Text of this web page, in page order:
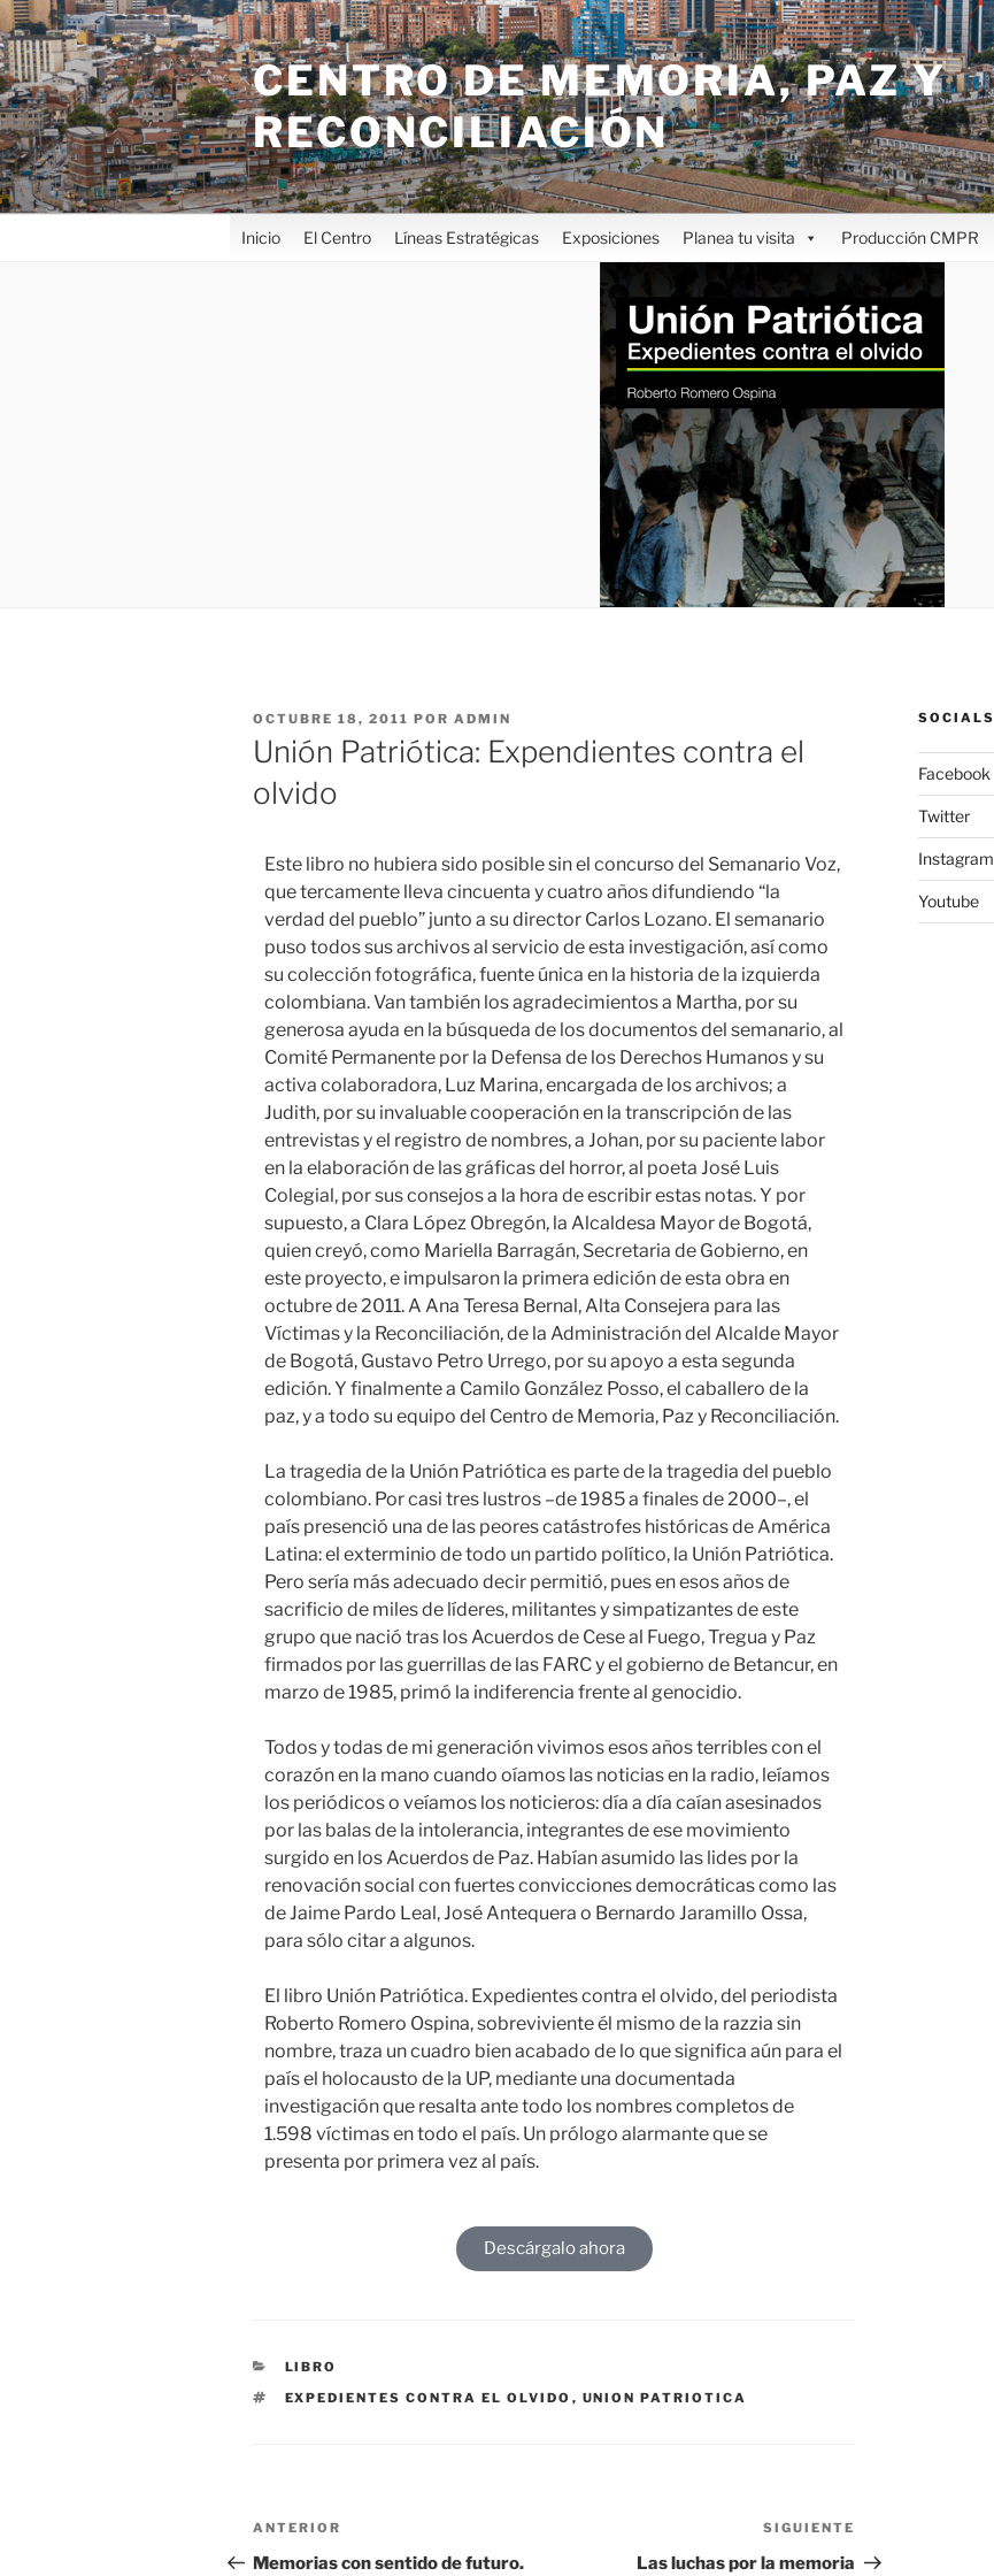
CENTRO DE MEMORIA, PAZ Y
RECONCILIACIÓN
Inicio El Centro Líneas Estratégicas Exposiciones Planea tu visita Producción CMPR
OCTUBRE 18, 2011 POR ADMIN
Unión Patriótica: Expendientes contra el
olvido
Este libro no hubiera sido posible sin el concurso del Semanario Voz,
que tercamente lleva cincuenta y cuatro años difundiendo “la
verdad del pueblo” junto a su director Carlos Lozano. El semanario
puso todos sus archivos al servicio de esta investigación, así como
su colección fotográfica, fuente única en la historia de la izquierda
colombiana. Van también los agradecimientos a Martha, por su
generosa ayuda en la búsqueda de los documentos del semanario, al
Comité Permanente por la Defensa de los Derechos Humanos y su
activa colaboradora, Luz Marina, encargada de los archivos; a
Judith, por su invaluable cooperación en la transcripción de las
entrevistas y el registro de nombres, a Johan, por su paciente labor
en la elaboración de las gráficas del horror, al poeta José Luis
Colegial, por sus consejos a la hora de escribir estas notas. Y por
supuesto, a Clara López Obregón, la Alcaldesa Mayor de Bogotá,
quien creyó, como Mariella Barragán, Secretaria de Gobierno, en
este proyecto, e impulsaron la primera edición de esta obra en
octubre de 2011. A Ana Teresa Bernal, Alta Consejera para las
Víctimas y la Reconciliación, de la Administración del Alcalde Mayor
de Bogotá, Gustavo Petro Urrego, por su apoyo a esta segunda
edición. Y finalmente a Camilo González Posso, el caballero de la
paz, y a todo su equipo del Centro de Memoria, Paz y Reconciliación.
La tragedia de la Unión Patriótica es parte de la tragedia del pueblo
colombiano. Por casi tres lustros –de 1985 a finales de 2000–, el
país presenció una de las peores catástrofes históricas de América
Latina: el exterminio de todo un partido político, la Unión Patriótica.
Pero sería más adecuado decir permitió, pues en esos años de
sacrificio de miles de líderes, militantes y simpatizantes de este
grupo que nació tras los Acuerdos de Cese al Fuego, Tregua y Paz
firmados por las guerrillas de las FARC y el gobierno de Betancur, en
marzo de 1985, primó la indiferencia frente al genocidio.
Todos y todas de mi generación vivimos esos años terribles con el
corazón en la mano cuando oíamos las noticias en la radio, leíamos
los periódicos o veíamos los noticieros: día a día caían asesinados
por las balas de la intolerancia, integrantes de ese movimiento
surgido en los Acuerdos de Paz. Habían asumido las lides por la
renovación social con fuertes convicciones democráticas como las
de Jaime Pardo Leal, José Antequera o Bernardo Jaramillo Ossa,
para sólo citar a algunos.
El libro Unión Patriótica. Expedientes contra el olvido, del periodista
Roberto Romero Ospina, sobreviviente él mismo de la razzia sin
nombre, traza un cuadro bien acabado de lo que significa aún para el
país el holocausto de la UP, mediante una documentada
investigación que resalta ante todo los nombres completos de
1.598 víctimas en todo el país. Un prólogo alarmante que se
presenta por primera vez al país.
Descárgalo ahora
LIBRO
EXPEDIENTES CONTRA EL OLVIDO , UNION PATRIOTICA
ANTERIOR
Memorias con sentido de futuro.
SIGUIENTE
Las luchas por la memoria
SOCIALS
Facebook
Twitter
Instagram
Youtube